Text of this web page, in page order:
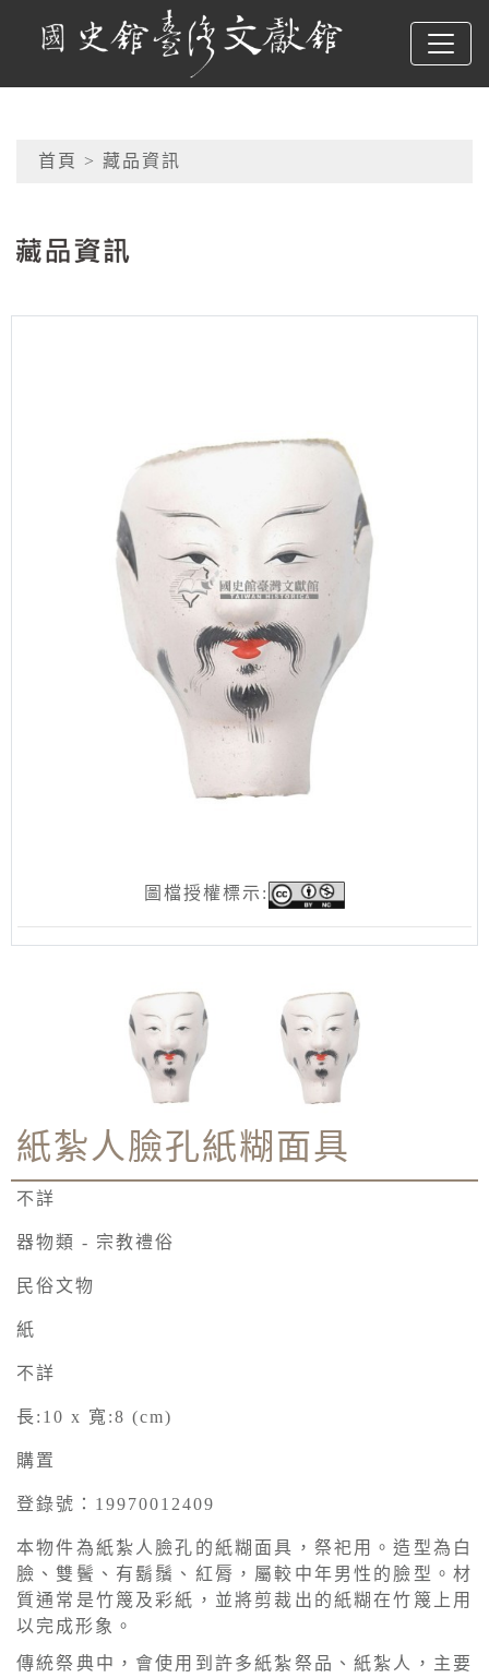
國史館臺灣文獻館
網頁導覽
首頁 > 藏品資訊
圖檔授權標示:
紙紮人臉孔紙糊面具
不詳
器物類 - 宗教禮俗
民俗文物
紙
不詳
長:10 x 寬:8 (cm)
購置
登錄號：19970012409
本物件為紙紮人臉孔的紙糊面具，祭祀用。造型為白
臉、雙鬢、有鬍鬚、紅脣，屬較中年男性的臉型。材
質通常是竹篾及彩紙，並將剪裁出的紙糊在竹篾上用
以完成形象。
傳統祭典中，會使用到許多紙紮祭品、紙紮人，主要